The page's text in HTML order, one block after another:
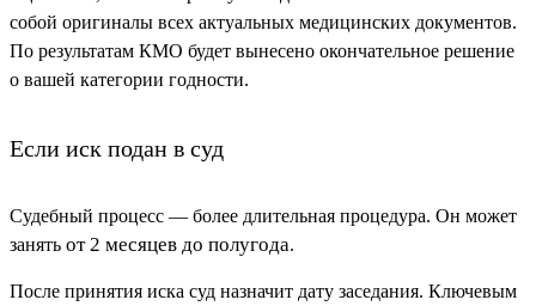
собой оригиналы всех актуальных медицинских документов.
По результатам КМО будет вынесено окончательное решение
о вашей категории годности.
Если иск подан в суд
Судебный процесс — более длительная процедура. Он может
занять от 2 месяцев до полугода.
После принятия иска суд назначит дату заседания. Ключевым